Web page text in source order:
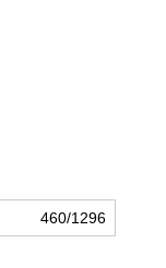
460/1296